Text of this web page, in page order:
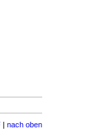
| nach oben